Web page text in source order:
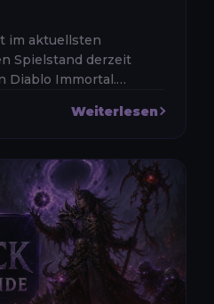
im aktuellsten
Spielstand derzeit
Diablo Immortal.
Bloodied J...
Weiterlesen